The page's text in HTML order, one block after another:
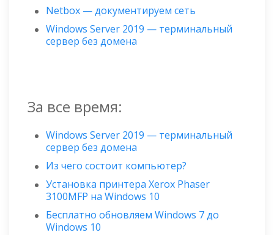
Netbox — документируем сеть
Windows Server 2019 — терминальный
сервер без домена
За все время:
Windows Server 2019 — терминальный
сервер без домена
Из чего состоит компьютер?
Установка принтера Xerox Phaser
3100MFP на Windows 10
Бесплатно обновляем Windows 7 до
Windows 10